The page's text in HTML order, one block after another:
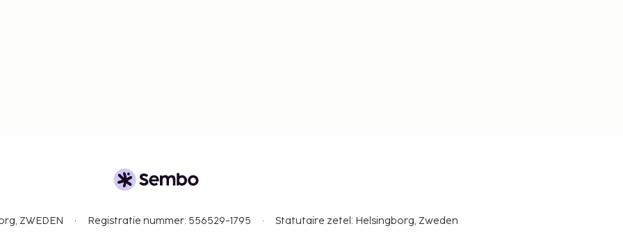
ZWEDEN Registratie nummer: 556529-1795 Statutaire zetel: Helsingborg, Zweden